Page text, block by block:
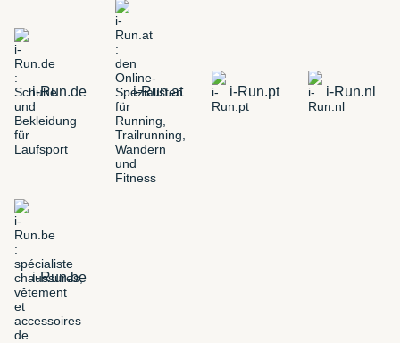
i-Run.de i-Run.at i-Run.pt i-Run.nl
i-Run.be